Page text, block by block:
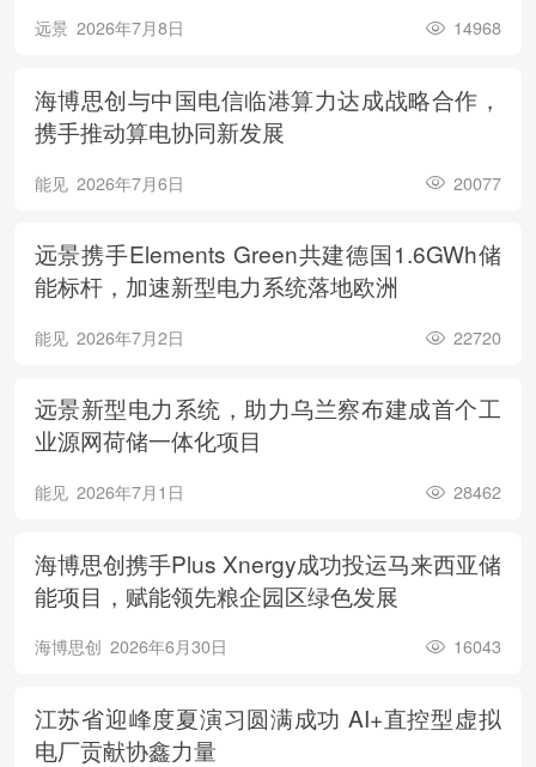
远景 2026年7月8日 14968
海博思创与中国电信临港算力达成战略合作，
携手推动算电协同新发展
能见 2026年7月6日 20077
远景携手Elements Green共建德国1.6GWh储
能标杆，加速新型电力系统落地欧洲
能见 2026年7月2日 22720
远景新型电力系统，助力乌兰察布建成首个工
业源网荷储一体化项目
能见 2026年7月1日 28462
海博思创携手Plus Xnergy成功投运马来西亚储
能项目，赋能领先粮企园区绿色发展
海博思创 2026年6月30日 16043
江苏省迎峰度夏演习圆满成功 AI+直控型虚拟
电厂贡献协鑫力量